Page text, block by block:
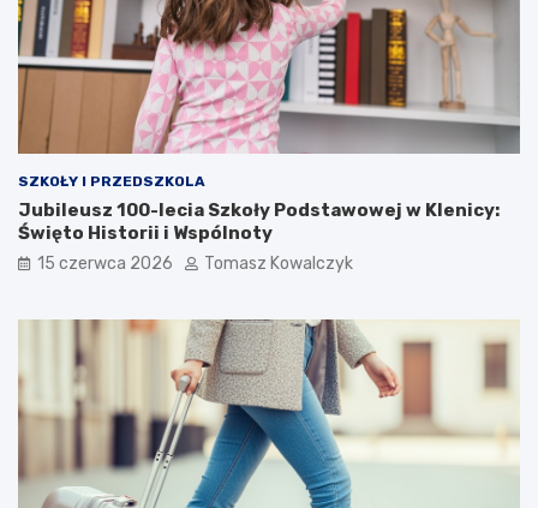
SZKOŁY I PRZEDSZKOLA
Jubileusz 100-lecia Szkoły Podstawowej w Klenicy:
Święto Historii i Wspólnoty
15 czerwca 2026 Tomasz Kowalczyk